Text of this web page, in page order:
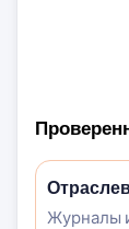
Журналы